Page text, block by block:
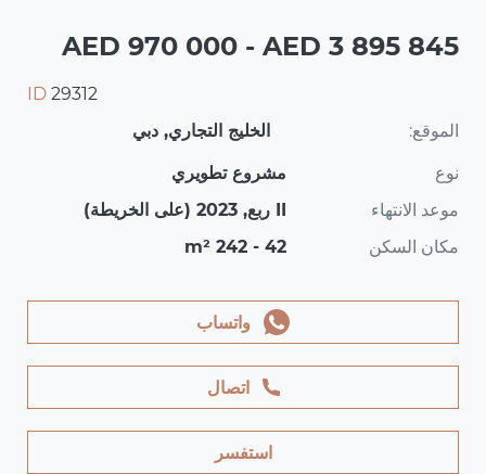
AED 970 000 - AED 3 895 845
ID 29312
الموقع:
الخليج التجاري, دبي
نوع
مشروع تطويري
موعد الانتهاء
II ربع, 2023 (على الخريطة)
مكان السكن
42 - 242 m²
اتصال
واتساب
استفسر